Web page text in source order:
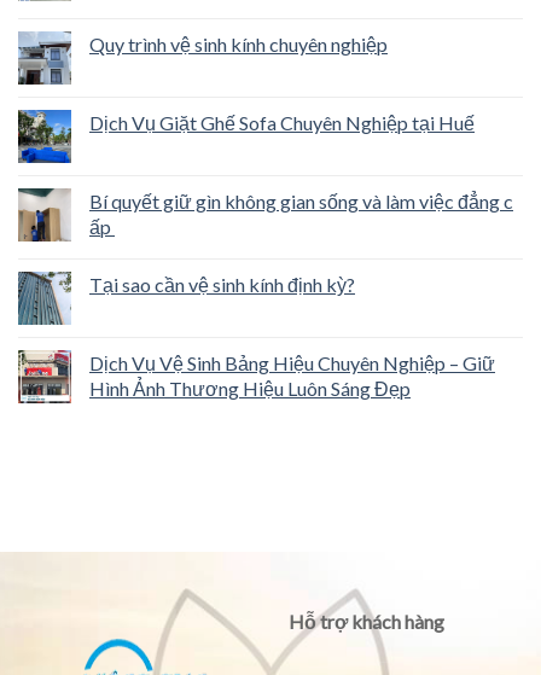
Quy trình vệ sinh kính chuyên nghiệp
Dịch Vụ Giặt Ghế Sofa Chuyên Nghiệp tại Huế
Bí quyết giữ gìn không gian sống và làm việc đẳng c
ấp
Tại sao cần vệ sinh kính định kỳ?
Dịch Vụ Vệ Sinh Bảng Hiệu Chuyên Nghiệp – Giữ
Hình Ảnh Thương Hiệu Luôn Sáng Đẹp
Hỗ trợ khách hàng